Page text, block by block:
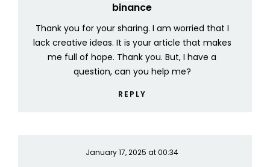
binance
Thank you for your sharing. I am worried that I
lack creative ideas. It is your article that makes
me full of hope. Thank you. But, I have a
question, can you help me?
REPLY
January 17, 2025 at 00:34